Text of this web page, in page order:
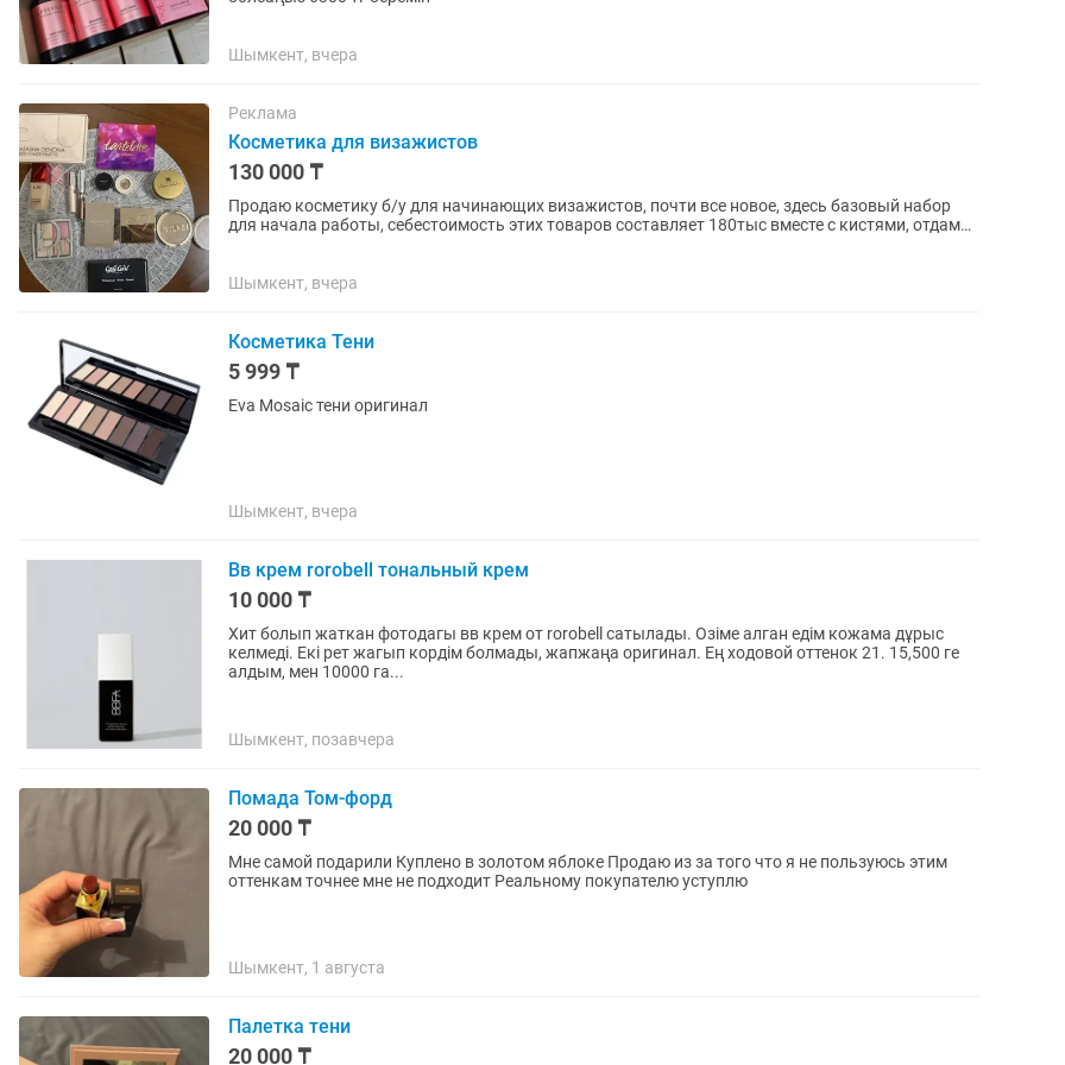
Шымкент, вчера
Реклама
Косметика для визажистов
130 000 ₸
Продаю косметику б/у для начинающих визажистов, почти все новое, здесь базовый набор
для начала работы, себестоимость этих товаров составляет 180тыс вместе с кистями, отдам
Шымкент, вчера
Косметика Тени
5 999 ₸
Eva Мosaic тени оригинал
Шымкент, вчера
Вв крем rorobell тональный крем
10 000 ₸
Хит болып жаткан фотодагы вв крем от rorobell сатылады. Озіме алган едім кожама дұрыс
келмеді. Екі рет жагып кордім болмады, жапжаңа оригинал. Ең ходовой оттенок 21. 15,500 ге
алдым, мен 10000 га...
Шымкент, позавчера
Помада Том-форд
20 000 ₸
Мне самой подарили Куплено в золотом яблоке Продаю из за того что я не пользуюсь этим
оттенкам точнее мне не подходит Реальному покупателю уступлю
Шымкент, 1 августа
Палетка тени
20 000 ₸